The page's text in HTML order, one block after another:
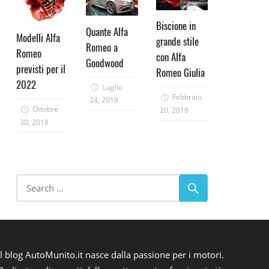
Modelli Alfa
Romeo
previsti per il
2022
Ottobre
30, 2018
Quante Alfa
Romeo a
Goodwood
Luglio
24, 2018
Biscione in
grande stile
con Alfa
Romeo Giulia
Febbraio
20, 2018
blog AutoMunito.it nasce dalla passione per i motori.